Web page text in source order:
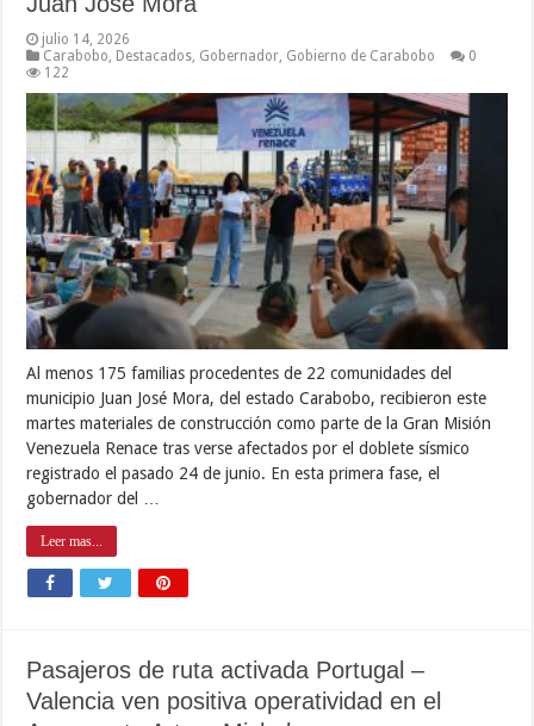
julio 14, 2026
Carabobo, Destacados, Gobernador, Gobierno de Carabobo
0
122
Al menos 175 familias procedentes de 22 comunidades del
municipio Juan José Mora, del estado Carabobo, recibieron este
martes materiales de construcción como parte de la Gran Misión
Venezuela Renace tras verse afectados por el doblete sísmico
registrado el pasado 24 de junio. En esta primera fase, el
gobernador del …
Leer mas...
Pasajeros de ruta activada Portugal –
Valencia ven positiva operatividad en el